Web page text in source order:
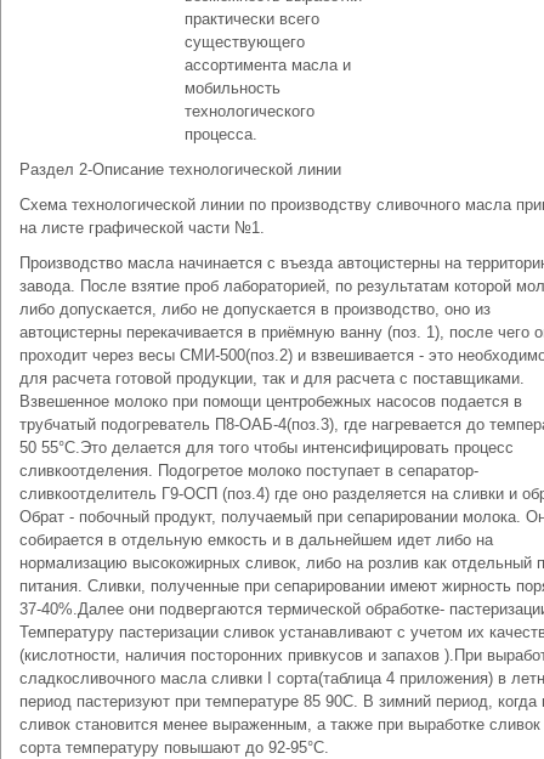
практически всего
существующего
ассортимента масла и
мобильность
технологического
процесса.
Раздел 2-Описание технологической линии
Схема технологической линии по производству сливочного масла
на листе графической части №1.
Производство масла начинается с въезда автоцистерны на
завода. После взятие проб лабораторией, по результатам которой
либо допускается, либо не допускается в производство, оно из
автоцистерны перекачивается в приёмную ванну (поз. 1), после чего
проходит через весы СМИ-500(поз.2) и взвешивается - это
для расчета готовой продукции, так и для расчета с поставщиками.
Взвешенное молоко при помощи центробежных насосов подается в
трубчатый подогреватель П8-ОАБ-4(поз.3), где нагревается до
50 55°С.Это делается для того чтобы интенсифицировать процесс
сливкоотделения. Подогретое молоко поступает в сепаратор-
сливкоотделитель Г9-ОСП (поз.4) где оно разделяется на сливки и
Обрат - побочный продукт, получаемый при сепарировании молока.
собирается в отдельную емкость и в дальнейшем идет либо на
нормализацию высокожирных сливок, либо на розлив как отдельный
питания. Сливки, полученные при сепарировании имеют жирность
37-40%.Далее они подвергаются термической обработке-
Температуру пастеризации сливок устанавливают с учетом их
(кислотности, наличия посторонних привкусов и запахов ).При
сладкосливочного масла сливки I сорта(таблица 4 приложения) в
период пастеризуют при температуре 85 90С. В зимний период, когда
сливок становится менее выраженным, а также при выработке сливок
сорта температуру повышают до 92-95°С.